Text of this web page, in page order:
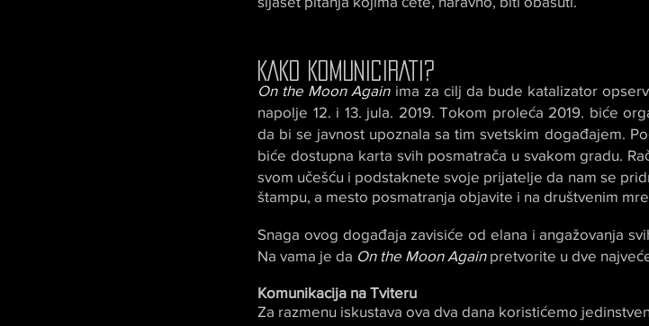
KAKO KOMUNICIRATI?
On the Moon Againima za cilj da bude katalizator
napolje 12. i 13. jula. 2019. Tokom proleća 2019. biće
da bi se javnost upoznala sa tim svetskim događajem.
biće dostupna karta svih posmatrača u svakom gradu.
svom učešću i podstaknete svoje prijatelje da nam se
štampu, a mesto posmatranja objavite i na društvenim
Snaga ovog događaja zavisiće od elana i angažovanja
Na vama je da On the Moon Againpretvorite u dve
Komunikacija na Tviteru
Za razmenu iskustava ova dva dana koristićemo